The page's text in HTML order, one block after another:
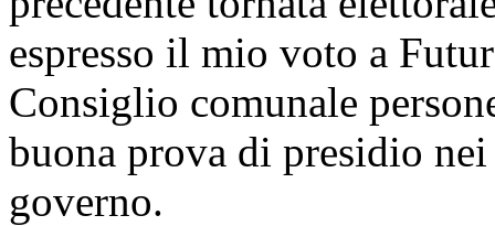
espresso il mio voto a
Consiglio comunale
buona prova di presidio
governo.